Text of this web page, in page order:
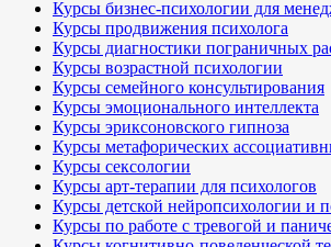
Курсы бизнес-психологии для
Курсы продвижения психолога
Курсы диагностики пограничных
Курсы возрастной психологии
Курсы семейного консультирования
Курсы эмоционального интеллекта
Курсы эриксоновского гипноза
Курсы метафорических
Курсы сексологии
Курсы арт-терапии для психологов
Курсы детской нейропсихологии и
Курсы по работе с тревогой и